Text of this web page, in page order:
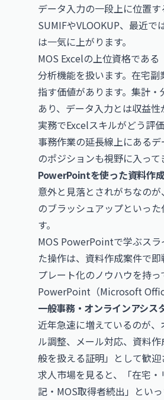
データ入力の一段上に位置
SUMIFやVLOOKUP、最近
は一気に上がります。
MOS Excelの上位資格であ
分析機能を扱います。在宅
指す価値があります。集計
あり、データ入力とは収益性
実務でExcelスキルがどう評
事務作業の延長線上にある
のポジションも視野に入って
PowerPointを使った資料作
意外と見落とされがちなの
のブラッシュアップといっ
す。
MOS PowerPointで学ぶス
た操作は、資料作成案件で
プレート化のノウハウを持
PowerPoint（Microsoft
一般事務・オンラインアシス
近年急速に増えているのが
ル調整、メール対応、資料
般を扱える証明」として歓迎
求人市場を見ると、「在宅
記・MOS取得者続出」とい